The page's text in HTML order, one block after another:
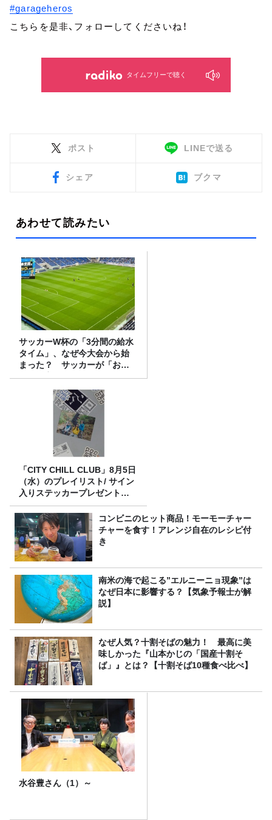
#garageheros
こちらを是非、フォローしてくださいね！
タイムフリーで聴く
ポスト LINEで送る
シェア ブクマ
あわせて読みたい
サッカーW杯の「3分間の給水
タイム」、なぜ今大会から始
まった？ サッカーが「お
金」に変わる仕組み
「CITY CHILL CLUB」8月5日
（水）のプレイリスト/ サイン
入りステッカープレゼント有
り
コンビニのヒット商品！モーモーチャー
チャーを食す！アレンジ自在のレシピ付
き
南米の海で起こる”エルニーニョ現象”は
なぜ日本に影響する？【気象予報士が解
説】
なぜ人気？十割そばの魅力！ 最高に美
味しかった『山本かじの「国産十割そ
ば」』とは？【十割そば10種食べ比べ】
水谷豊さん（1）～